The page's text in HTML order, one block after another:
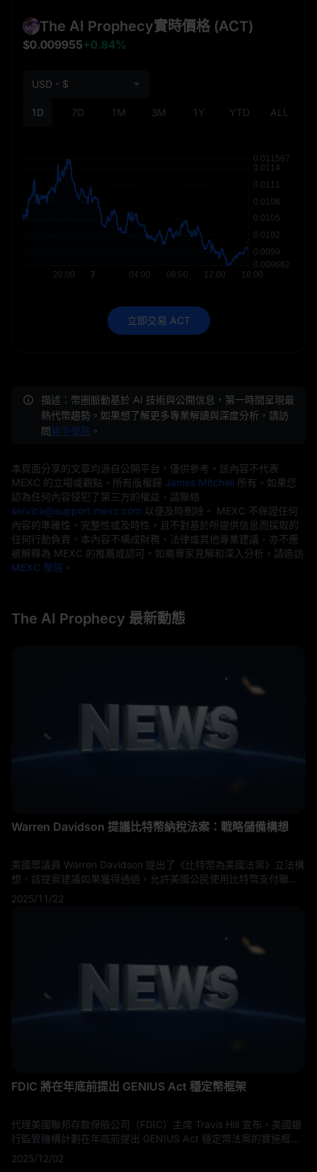
The AI Prophecy實時價格 (ACT)
$0.009955+0.84%
1D 7D 1M 3M 1Y YTD ALL
USD - $
立即交易 ACT
描述：幣圈脈動基於 AI 技術與公開信息，第一時間呈現最
熱代幣趨勢。如果想了解更多專業解讀與深度分析，請訪
問新手學院 。
本頁面分享的文章均源自公開平台，僅供參考。該內容不代表
MEXC 的立場或觀點。所有版權歸 James Mitchell 所有。如果您
認為任何內容侵犯了第三方的權益，請聯絡
service@support.mexc.com 以便及時刪除。 MEXC 不保證任何
內容的準確性、完整性或及時性，且不對基於所提供信息而採取的
任何行動負責。本內容不構成財務、法律或其他專業建議，亦不應
被解釋為 MEXC 的推薦或認可。如需專家見解和深入分析，請造訪
MEXC 學院 。
The AI Prophecy 最新動態
Warren Davidson 提議比特幣納稅法案：戰略儲備構想
美國眾議員 Warren Davidson 提出了《比特幣為美國法案》立法構
想，該提案建議如果獲得通過，允許美國公民使用比特幣支付聯邦
稅款。該提案設想將所有加密貨幣稅款納入戰略比特幣儲備。
2025/11/22
FDIC 將在年底前提出 GENIUS Act 穩定幣框架
代理美國聯邦存款保險公司（FDIC）主席 Travis Hill 宣布，美國銀
行監管機構計劃在年底前提出 GENIUS Act 穩定幣法案的實施框
架，標誌著朝向全面聯邦監管數字美元發行者的重大進展。這一時
間表表明，在國會通過穩定幣法案後，監管發展加速，FDIC 在建立
2025/12/02